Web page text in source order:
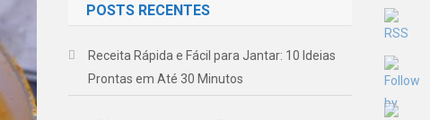
POSTS RECENTES
Receita Rápida e Fácil para Jantar: 10 Ideias
Prontas em Até 30 Minutos